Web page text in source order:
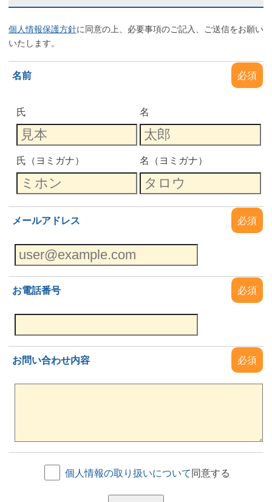
個人情報保護方針に同意の上、必要事項のご記入、ご送信をお願い
いたします。
名前 必須
氏 名
氏（ヨミガナ） 名（ヨミガナ）
メールアドレス 必須
お電話番号 必須
お問い合わせ内容 必須
個人情報の取り扱いについて同意する